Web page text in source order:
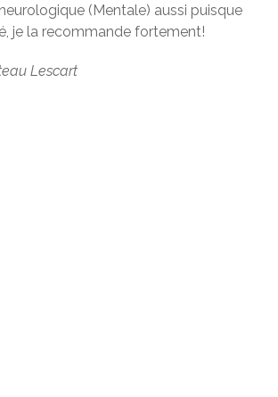
(Mentale) aussi puisque
je la recommande fortement!
Lescart